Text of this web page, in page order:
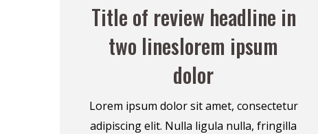
Title of review headline in
two lineslorem ipsum
dolor
Lorem ipsum dolor sit amet, consectetur
adipiscing elit. Nulla ligula nulla, fringilla